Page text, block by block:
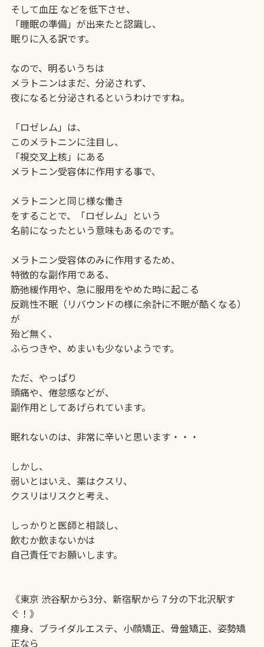
そして血圧 などを低下させ、
「睡眠の準備」が出来たと認識し、
眠りに入る訳です。
なので、明るいうちは
メラトニンはまだ、分泌されず、
夜になると分泌されるというわけですね。
「ロゼレム」は、
このメラトニンに注目し、
「視交叉上核」にある
メラトニン受容体に作用する事で、
メラトニンと同じ様な働き
をすることで、「ロゼレム」という
名前になったという意味もあるのです。
メラトニン受容体のみに作用するため、
特徴的な副作用である、
筋弛緩作用や、急に服用をやめた時に起こる
反跳性不眠（リバウンドの様に余計に不眠が酷くなる）
が
殆ど無く、
ふらつきや、めまいも少ないようです。
ただ、やっぱり
頭痛や、倦怠感などが、
副作用としてあげられています。
眠れないのは、非常に辛いと思います・・・
しかし、
弱いとはいえ、薬はクスリ、
クスリはリスクと考え、
しっかりと医師と相談し、
飲むか飲まないかは
自己責任でお願いします。
《東京 渋谷駅から3分、新宿駅から７分の下北沢駅す
ぐ！》
痩身、ブライダルエステ、小顔矯正、骨盤矯正、姿勢矯
正なら